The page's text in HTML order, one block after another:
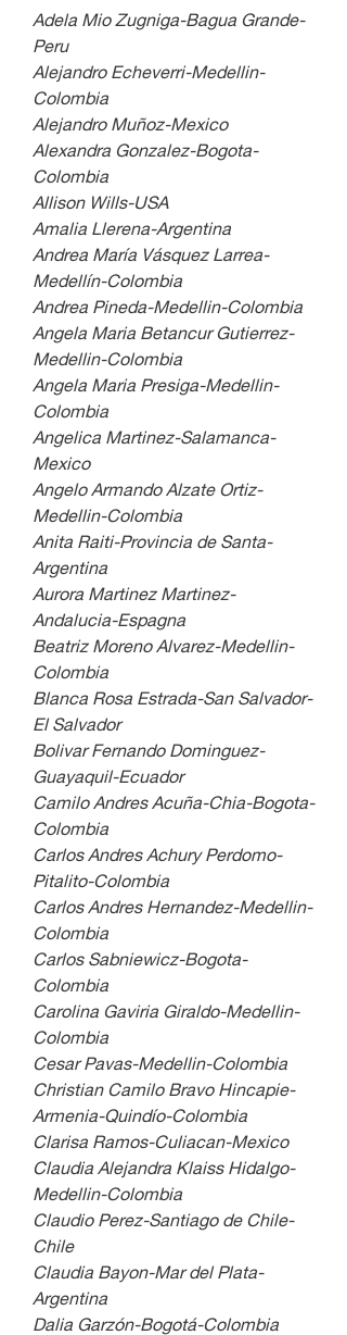
Adela Mio Zugniga-Bagua Grande-
Peru
Alejandro Echeverri-Medellin-
Colombia
Alejandro Muñoz-Mexico
Alexandra Gonzalez-Bogota-
Colombia
Allison Wills-USA
Amalia Llerena-Argentina
Andrea María Vásquez Larrea-
Medellín-Colombia
Andrea Pineda-Medellin-Colombia
Angela Maria Betancur Gutierrez-
Medellin-Colombia
Angela Maria Presiga-Medellin-
Colombia
Angelica Martinez-Salamanca-
Mexico
Angelo Armando Alzate Ortiz-
Medellin-Colombia
Anita Raiti-Provincia de Santa-
Argentina
Aurora Martinez Martinez-
Andalucia-Espagna
Beatriz Moreno Alvarez-Medellin-
Colombia
Blanca Rosa Estrada-San Salvador-
El Salvador
Bolivar Fernando Dominguez-
Guayaquil-Ecuador
Camilo Andres Acuña-Chia-Bogota-
Colombia
Carlos Andres Achury Perdomo-
Pitalito-Colombia
Carlos Andres Hernandez-Medellin-
Colombia
Carlos Sabniewicz-Bogota-
Colombia
Carolina Gaviria Giraldo-Medellin-
Colombia
Cesar Pavas-Medellin-Colombia
Christian Camilo Bravo Hincapie-
Armenia-Quindío-Colombia
Clarisa Ramos-Culiacan-Mexico
Claudia Alejandra Klaiss Hidalgo-
Medellin-Colombia
Claudio Perez-Santiago de Chile-
Chile
Claudia Bayon-Mar del Plata-
Argentina
Dalia Garzón-Bogotá-Colombia